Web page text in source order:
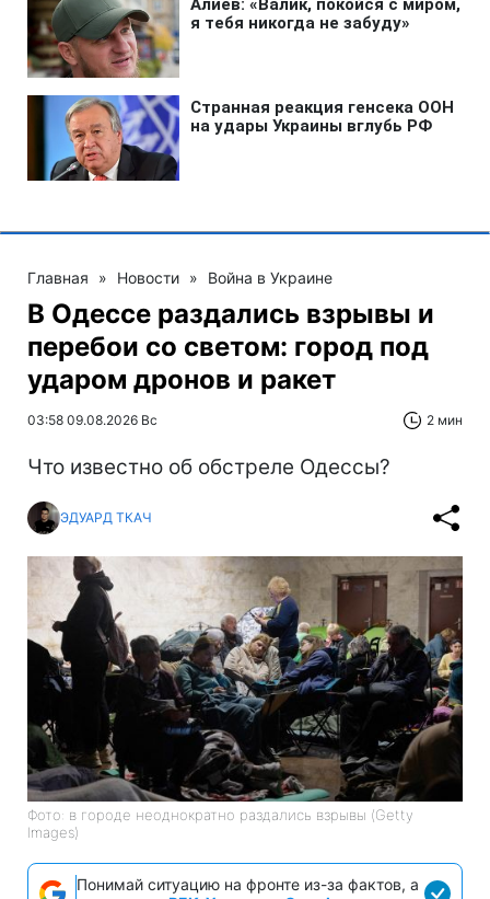
Главная » Новости » Война в Украине
В Одессе раздались взрывы и
перебои со светом: город под
ударом дронов и ракет
03:58 09.08.2026 Вс 2 мин
Что известно об обстреле Одессы?
ЭДУАРД ТКАЧ
Фото: в городе неоднократно раздались взрывы (Getty
Images)
Понимай ситуацию на фронте из-за фактов, а